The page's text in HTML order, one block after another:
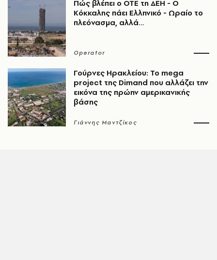
Πώς βλέπει ο ΟΤΕ τη ΔΕΗ - Ο
Κόκκαλης πάει Ελληνικό - Ωραίο το
πλεόνασμα, αλλά…
Operator
Γούρνες Ηρακλείου: To mega
project της Dimand που αλλάζει την
εικόνα της πρώην αμερικανικής
βάσης
Γιάννης Μαντζίκος